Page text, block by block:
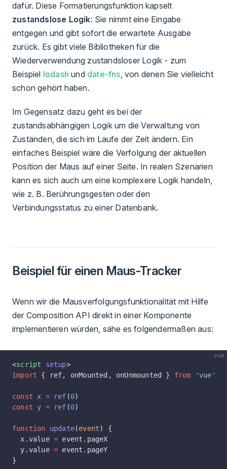
dafür. Diese Formatierungsfunktion kapselt
zustandslose Logik: Sie nimmt eine Eingabe
entgegen und gibt sofort die erwartete Ausgabe
zurück. Es gibt viele Bibliotheken für die
Wiederverwendung zustandsloser Logik - zum
Beispiel lodash und date-fns, von denen Sie vielleicht
schon gehört haben.
Im Gegensatz dazu geht es bei der
zustandsabhängigen Logik um die Verwaltung von
Zuständen, die sich im Laufe der Zeit ändern. Ein
einfaches Beispiel wäre die Verfolgung der aktuellen
Position der Maus auf einer Seite. In realen Szenarien
kann es sich auch um eine komplexere Logik handeln,
wie z. B. Berührungsgesten oder den
Verbindungsstatus zu einer Datenbank.
Beispiel für einen Maus-Tracker
Wenn wir die Mausverfolgungsfunktionalität mit Hilfe
der Composition API direkt in einer Komponente
implementieren würden, sähe es folgendermaßen aus:
vue
<script setup>
import { ref, onMounted, onUnmounted } from 'vue'
const x = ref (0)
const y = ref (0)
function update(event) {
  x.value
= event.pageX
  y.value
= event.pageY
}